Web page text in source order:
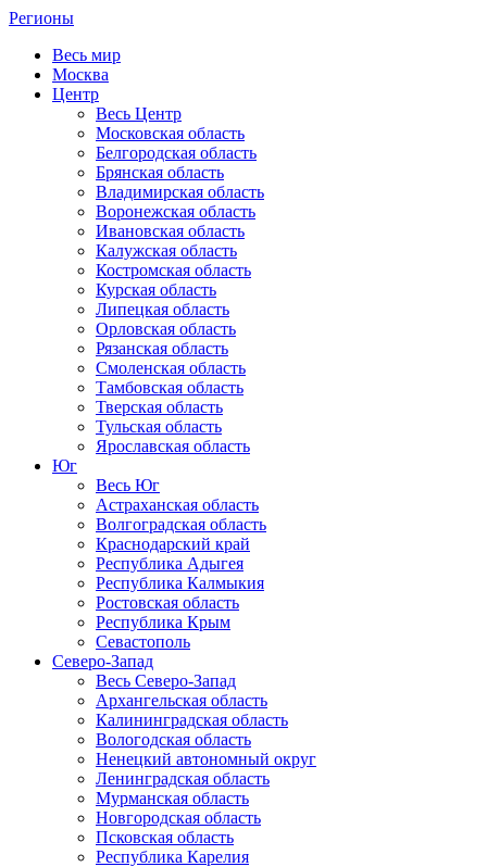
Регионы
Весь мир
Москва
Центр
Весь Центр
Московская область
Белгородская область
Брянская область
Владимирская область
Воронежская область
Ивановская область
Калужская область
Костромская область
Курская область
Липецкая область
Орловская область
Рязанская область
Смоленская область
Тамбовская область
Тверская область
Тульская область
Ярославская область
Юг
Весь Юг
Астраханская область
Волгоградская область
Краснодарский край
Республика Адыгея
Республика Калмыкия
Ростовская область
Республика Крым
Севастополь
Северо-Запад
Весь Северо-Запад
Архангельская область
Калининградская область
Вологодская область
Ненецкий автономный округ
Ленинградская область
Мурманская область
Новгородская область
Псковская область
Республика Карелия